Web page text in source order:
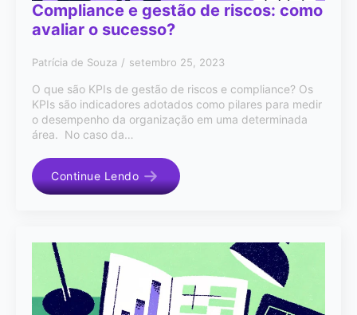
Compliance e gestão de riscos: como
avaliar o sucesso?
Patrícia de Souza setembro 25, 2023
O que são KPIs de gestão de riscos e compliance? Os
KPIs são indicadores adotados como pilares para medir
o desempenho da organização em uma determinada
área. No caso da…
Continue Lendo